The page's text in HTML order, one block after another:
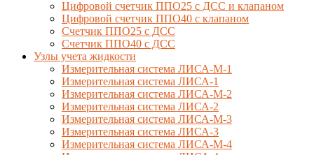
Цифровой счетчик ППО25 с ДСС и клапаном
Цифровой счетчик ППО40 с клапаном
Счетчик ППО25 с ДСС
Счетчик ППО40 с ДСС
Узлы учета жидкости
Измерительная система ЛИСА-М-1
Измерительная система ЛИСА-1
Измерительная система ЛИСА-М-2
Измерительная система ЛИСА-2
Измерительная система ЛИСА-М-3
Измерительная система ЛИСА-3
Измерительная система ЛИСА-М-4